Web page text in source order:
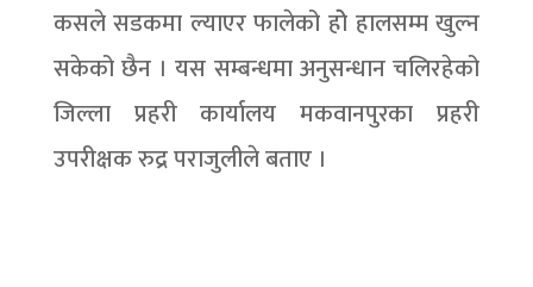
कसले सडकमा ल्याएर फालेको होे हालसम्म खुल्न
सकेको छैन । यस सम्बन्धमा अनुसन्धान चलिरहेको
जिल्ला प्रहरी कार्यालय मकवानपुरका प्रहरी
उपरीक्षक रुद्र पराजुलीले बताए ।